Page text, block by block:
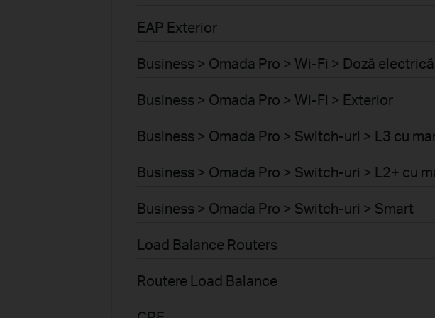
EAP Exterior
Business > Omada Pro > Wi-Fi > Doză electrică
Business > Omada Pro > Wi-Fi > Exterior
Business > Omada Pro > Switch-uri > L3 cu
Business > Omada Pro > Switch-uri > L2+ cu
Business > Omada Pro > Switch-uri > Smart
Load Balance Routers
Routere Load Balance